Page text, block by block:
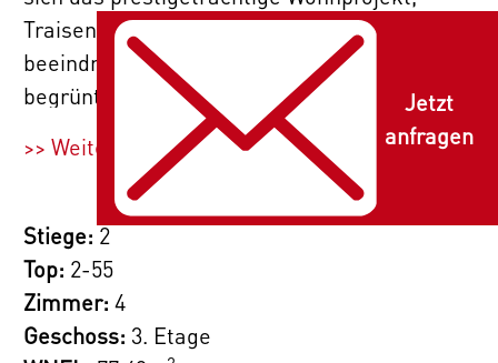
Traisengasse 20–22. Der moderne Neubau
beeindruckt mit eleganter Architektur,
begrüntem Innenhof und spektakulärem
Donaublick. 269 Eigentumswohnungen bieten
vielfältige Wohnungsvarianten für alle
Lebensstile und Generationen. Die Nähe zur
Donauinsel und die schnelle Anbindung ans
Stadtzentrum versprechen ein privilegiertes
Lebensgefühl in einem der lebendigsten
Bezirke Wiens.
>> Weiterlesen
Stiege: 2
Top: 2-55
Zimmer: 4
Geschoss: 3. Etage
Jetzt
anfragen